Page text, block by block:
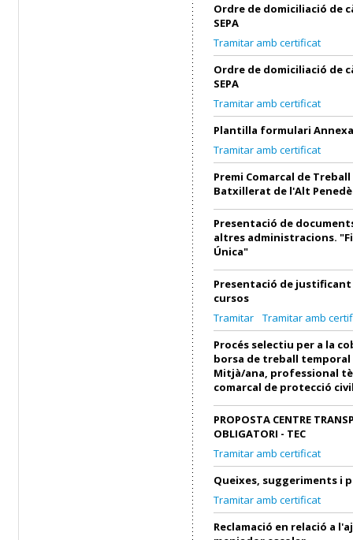
Ordre de domiciliació de
SEPA
Tramitar amb certificat
Ordre de domiciliació de
SEPA
Tramitar amb certificat
Plantilla formulari Annexa
Tramitar amb certificat
Premi Comarcal de Treball
Batxillerat de l'Alt
Presentació de
altres administracions.
Única"
Presentació de
cursos
Tramitar
Tramitar amb
Procés selectiu per a la
borsa de treball temporal
Mitjà/ana, professional
comarcal de protecció
PROPOSTA CENTRE
OBLIGATORI - TEC
Tramitar amb certificat
Queixes, suggeriments i
Tramitar amb certificat
Reclamació en relació a